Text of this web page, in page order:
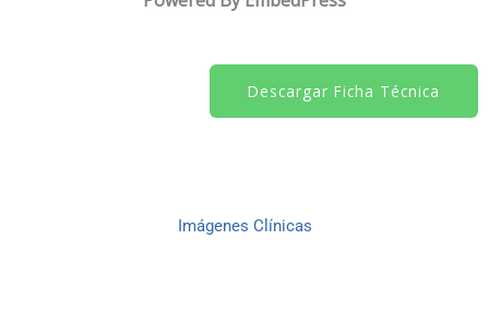
Descargar Ficha Técnica
Imágenes Clínicas